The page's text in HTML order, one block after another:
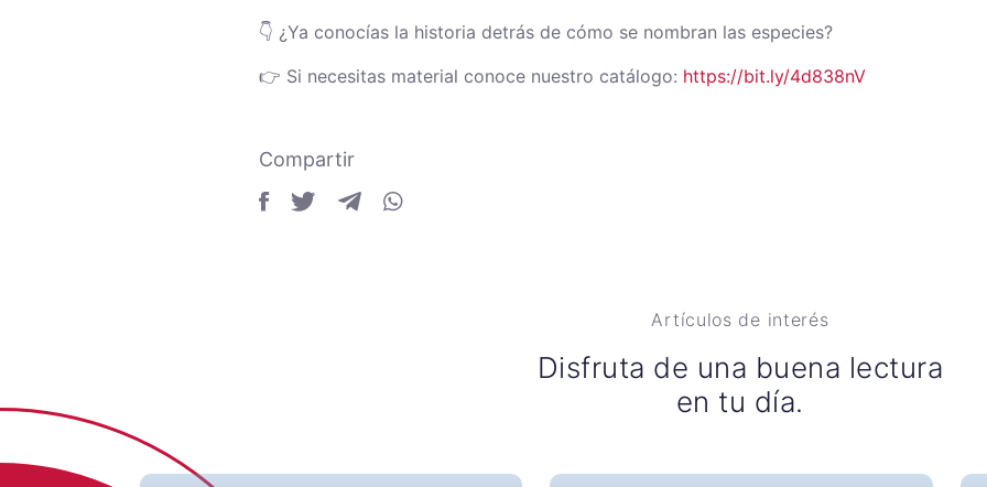
👇 ¿Ya conocías la historia detrás de cómo se nombran las especies?
👉 Si necesitas material conoce nuestro catálogo: https://bit.ly/4d838nV
Compartir
Artículos de interés
Disfruta de una buena lectura
en tu día.